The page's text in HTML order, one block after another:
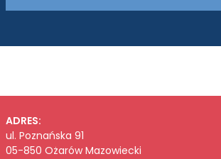
ADRES:
ul. Poznańska 91
05-850 Ożarów Mazowiecki